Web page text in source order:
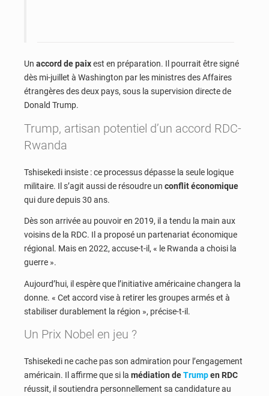
Un accord de paixest en préparation. Il pourrait être signé
dès mi-juillet à Washington par les ministres des Affaires
étrangères des deux pays, sous la supervision directe de
Donald Trump.
Trump, artisan potentiel d’un accord RDC-
Rwanda
Tshisekedi insiste : ce processus dépasse la seule logique
militaire. Il s’agit aussi de résoudre un conflit économique
qui dure depuis 30 ans.
Dès son arrivée au pouvoir en 2019, il a tendu la main aux
voisins de la RDC. Il a proposé un partenariat économique
régional. Mais en 2022, accuse-t-il, « le Rwanda a choisi la
guerre ».
Aujourd’hui, il espère que l’initiative américaine changera la
donne. « Cet accord vise à retirer les groupes armés et à
stabiliser durablement la région », précise-t-il.
Un Prix Nobel en jeu ?
Tshisekedi ne cache pas son admiration pour l’engagement
américain. Il affirme que si la médiation deTrumpen RDC
réussit, il soutiendra personnellement sa candidature au